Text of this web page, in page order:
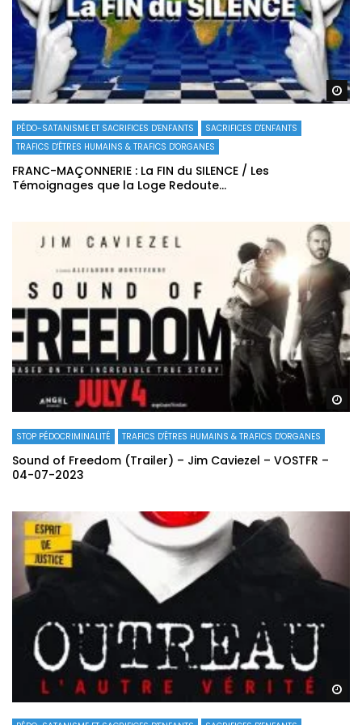
PÉDO-SATANISME ET SACRIFICES D'ENFANTS
SACRIFICES D'ENFANTS
TRAFICS D'ÊTRES HUMAINS & TRAFICS D'ORGANES
FRANC-MAÇONNERIE : La FIN du SILENCE / Les
Témoignages que la Loge Redoute…
STOP PÉDOCRIMINALITÉ TRAFICS D'ÊTRES HUMAINS & TRAFICS D'ORGANES
Sound of Freedom (Trailer) – Jim Caviezel – VOSTFR –
04-07-2023